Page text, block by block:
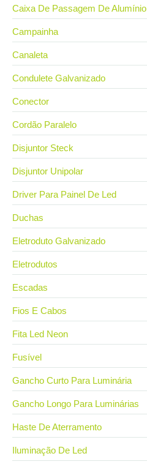
Caixa De Passagem De Alumínio
Campainha
Canaleta
Condulete Galvanizado
Conector
Cordão Paralelo
Disjuntor Steck
Disjuntor Unipolar
Driver Para Painel De Led
Duchas
Eletroduto Galvanizado
Eletrodutos
Escadas
Fios E Cabos
Fita Led Neon
Fusível
Gancho Curto Para Luminária
Gancho Longo Para Luminárias
Haste De Aterramento
Iluminação De Led